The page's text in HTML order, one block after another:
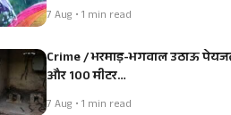
7 Aug • 1 min read
Crime / भरमाड़-भगवाल उठाऊ
और 100 मीटर…
7 Aug • 1 min read